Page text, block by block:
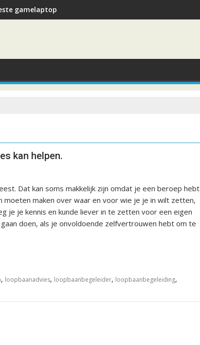
gamelaptop
kan helpen.
Dat kan soms makkelijk zijn omdat je een beroep hebt
moeten maken over waar en voor wie je je in wilt zetten,
je je kennis en kunde liever in te zetten voor een eigen
doen, als je onvoldoende zelfvertrouwen hebt om te
, loopbaanadvies, loopbaanbegeleider, loopbaanbegeleiding,